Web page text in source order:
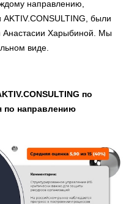
направлению,
были
Анастасии Харыбиной. Мы
виде.
по
по направлению